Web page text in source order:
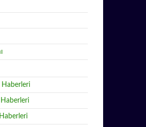
Haberleri